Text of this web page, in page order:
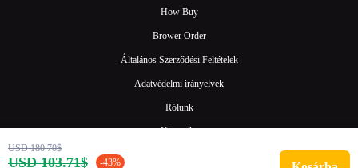
How Buy
Brower Order
Általános Szerződési Feltételek
Adatvédelmi irányelvek
Rólunk
Kapcsolat
USD 180.70$
USD 103.71$ -43%